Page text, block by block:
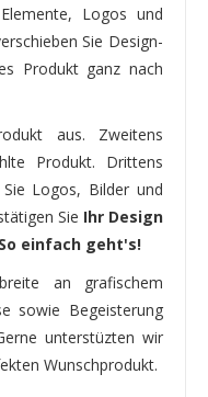
Logos und
Sie Design-
Produkt ganz nach
aus. Zweitens
Produkt. Drittens
Logos, Bilder und
Sie Ihr Design
einfach geht's!
an grafischem
sowie Begeisterung
unterstüzten wir
Wunschprodukt.